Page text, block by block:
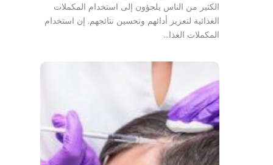
الكثير من الناس يلجؤون إلى استخدام المكملات
الغذائية لتعزيز أدائهم وتحسين نتائجهم. إن استخدام
المكملات الغذا…